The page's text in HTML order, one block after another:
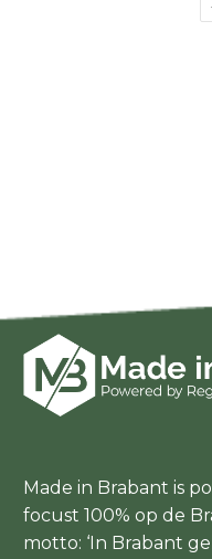
Made in Brabant is
focust 100% op de
motto: ‘In Brabant